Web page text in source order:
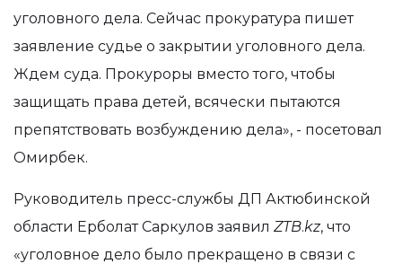
уголовного дела. Сейчас прокуратура пишет
заявление судье о закрытии уголовного дела.
Ждем суда. Прокуроры вместо того, чтобы
защищать права детей, всячески пытаются
препятствовать возбуждению дела», - посетовал
Омирбек.
Руководитель пресс-службы ДП Актюбинской
области Ерболат Саркулов заявил ZTB.kz, что
«уголовное дело было прекращено в связи с